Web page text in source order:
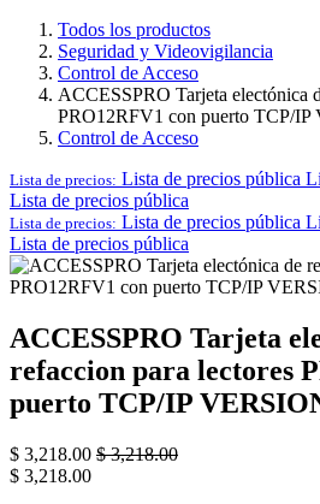
Todos los productos
Seguridad y Videovigilancia
Control de Acceso
ACCESSPRO Tarjeta electónica
PRO12RFV1 con puerto TCP/IP
Control de Acceso
Lista de precios: Lista de precios pública
Lista de precios pública
Lista de precios: Lista de precios pública
Lista de precios pública
ACCESSPRO Tarjeta
refaccion para lectores
puerto TCP/IP
$ 3,218.00 $3,218.00
$ 3,218.00